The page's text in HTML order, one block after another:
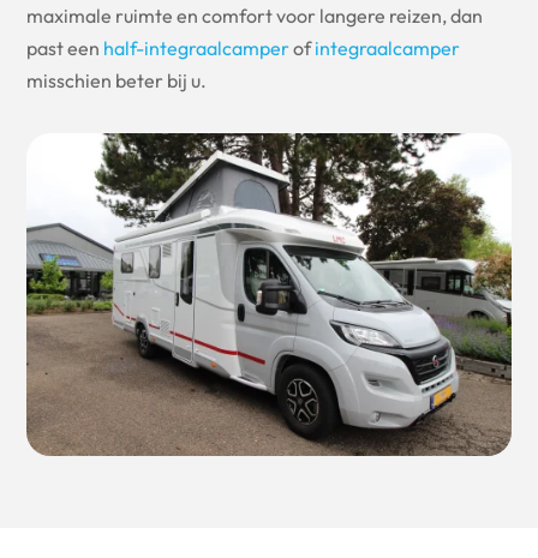
maximale ruimte en comfort voor langere reizen, dan
past een half-integraalcamperofintegraalcamper
misschien beter bij u.